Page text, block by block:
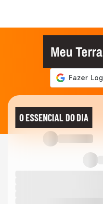
Meu Terra
O ESSENCIAL DO DIA